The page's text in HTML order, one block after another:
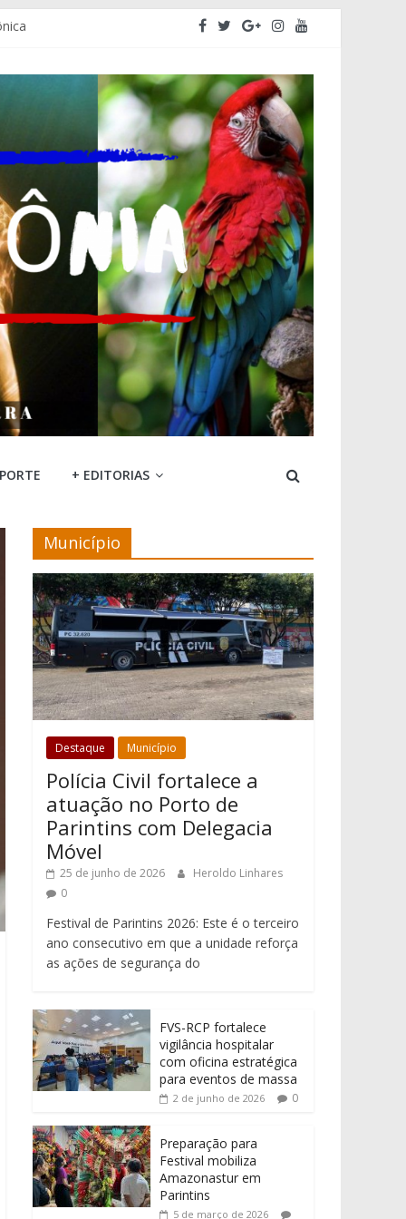
+ EDITORIAS
Município
Destaque Município
Polícia Civil fortalece a
atuação no Porto de
Parintins com Delegacia
Móvel
25 de junho de 2026
Heroldo Linhares
0
Festival de Parintins 2026: Este é o terceiro
ano consecutivo em que a unidade reforça
as ações de segurança do
FVS-RCP fortalece
vigilância hospitalar
com oficina estratégica
para eventos de massa
2 de junho de 2026 0
Preparação para
Festival mobiliza
Amazonastur em
Parintins
5 de março de 2026